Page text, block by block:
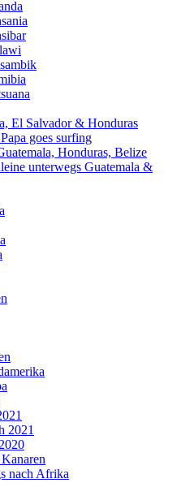
El Salvador & Honduras
goes surfing
Honduras, Belize
unterwegs Guatemala &
2021
nach Afrika